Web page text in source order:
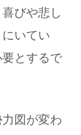
びや悲し
いてい
とするで
図が変わ